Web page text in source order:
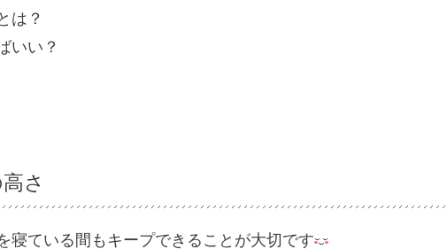
は？
いい？
さ
寝ている間もキープできることが大切です